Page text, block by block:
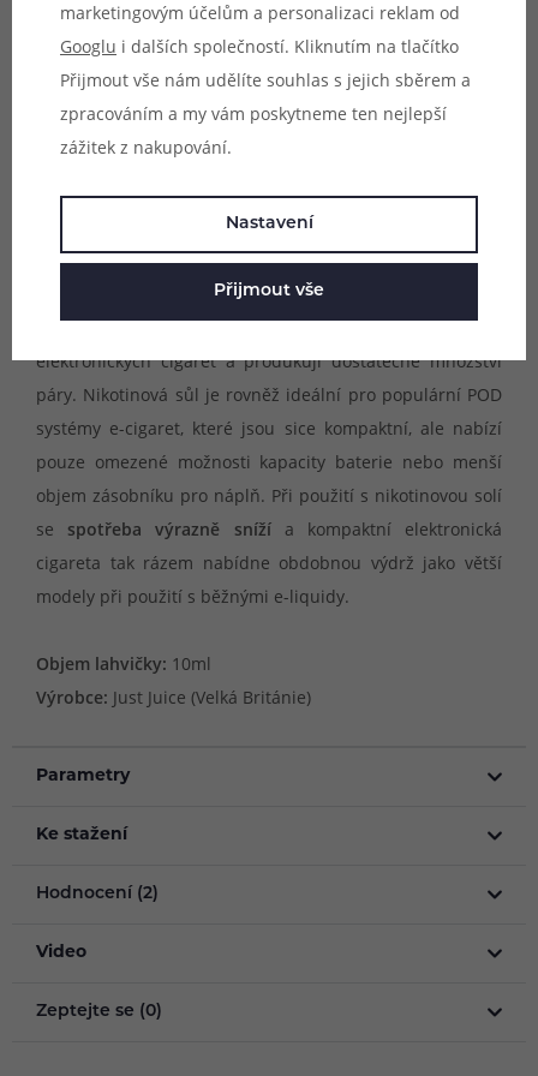
nikotinové soli je absence dráždivého pocitu v krku
během vapování a rychlejší vstřebávání do organismu.
Díky těmto prvkům je možné inhalovat vyšší dávku
nikotinu v každém potahu, ovšem v mnohem delších
intervalech. Díky tomu výrazně prodlužujete životnost
žhavících hlav, šetříte kapacitu baterie a také spotřebu
E-liquidy Just Juice Salt obsahují50% propylenglykolu a
50% glycerolu. Díky tomu jsou vhodné do všech typů
elektronických cigaret a produkují dostatečné množství
páry. Nikotinová sůl je rovněž ideální pro populární POD
systémy e-cigaret, které jsou sice kompaktní, ale nabízí
pouze omezené možnosti kapacity baterie nebo menší
objem zásobníku pro náplň. Při použití s nikotinovou solí
se spotřeba výrazně snížía kompaktní elektronická
cigareta tak rázem nabídne obdobnou výdrž jako větší
modely při použití s běžnými e-liquidy.
Objem lahvičky: 10ml
Výrobce: Just Juice (Velká Británie)
Parametry
Ke stažení
Hodnocení (2)
Video
Zeptejte se (0)
marketingovým účelům a personalizaci reklam od
Googlu i dalších společností. Kliknutím na tlačítko
Přijmout vše nám udělíte souhlas s jejich sběrem a
zpracováním a my vám poskytneme ten nejlepší
zážitek z nakupování.
Nastavení
Přijmout vše